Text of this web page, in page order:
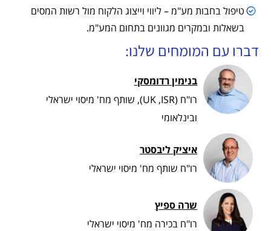
טיפול בחבות מע"מ – ליווי וייצוג הלקוח מול רשות המסים
בשאלות ובמקרים מגוונים בתחום המע"מ.
דברו עם המומחים שלנו:
בנימין רדומסקי​
רו"ח (UK ,ISR), שותף מח' מיסוי ישראלי
ובינלאומי
איציק ליבסטר​
רו"ח שותף מח' מיסוי ישראלי
שרה ספיץ
רו"ח בכירה מח' מיסוי ישראלי